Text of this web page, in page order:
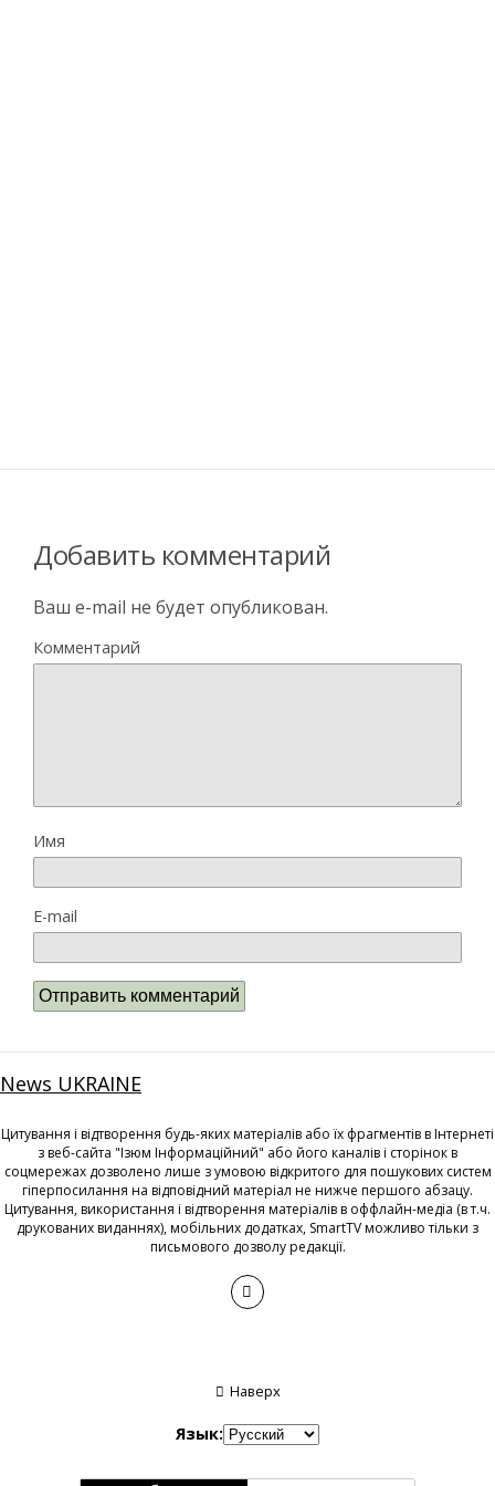
Добавить комментарий
Ваш e-mail не будет опубликован.
Комментарий
Имя
E-mail
News UKRAINE
Цитування і відтворення будь-яких матеріалів або їх фрагментів в Інтернеті
з веб-сайта "Ізюм Інформаційний" або його каналів і сторінок в
соцмережах дозволено лише з умовою відкритого для пошукових систем
гіперпосилання на відповідний матеріал не нижче першого абзацу.
Цитування, використання і відтворення матеріалів в оффлайн-медіа (в т.ч.
друкованих виданнях), мобільних додатках, SmartTV можливо тільки з
письмового дозволу редакції.
Наверх
Язык: